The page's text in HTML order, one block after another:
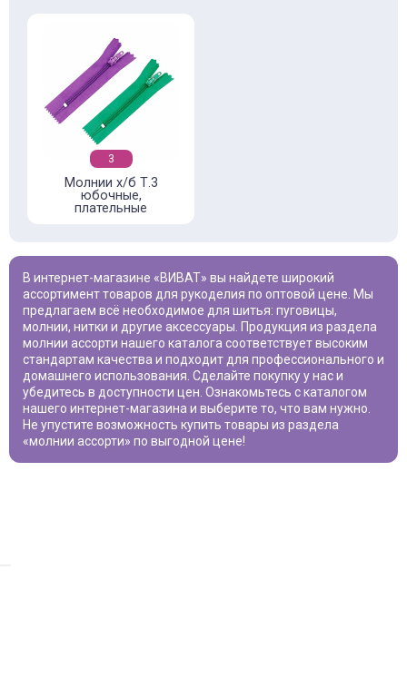
3
Молнии х/б Т.3
юбочные,
плательные
В интернет-магазине «ВИВАТ» вы найдете широкий
ассортимент товаров для рукоделия по оптовой цене. Мы
предлагаем всё необходимое для шитья: пуговицы,
молнии, нитки и другие аксессуары. Продукция из раздела
молнии ассорти нашего каталога соответствует высоким
стандартам качества и подходит для профессионального и
домашнего использования. Сделайте покупку у нас и
убедитесь в доступности цен. Ознакомьтесь с каталогом
нашего интернет-магазина и выберите то, что вам нужно.
Не упустите возможность купить товары из раздела
«молнии ассорти» по выгодной цене!